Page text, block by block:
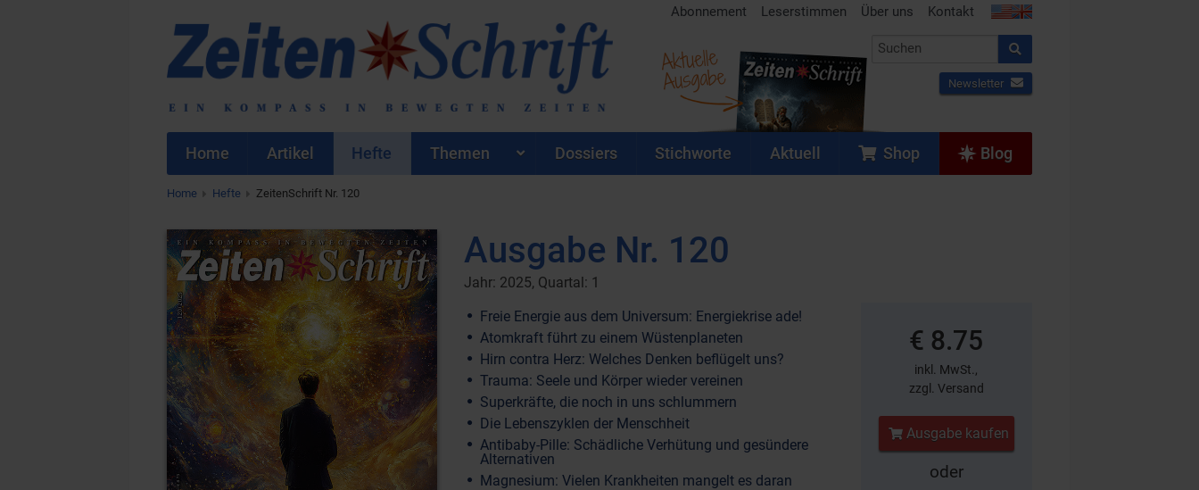
Abonnement Leserstimmen Über uns Kontakt
Newsletter
Aktuelle
Ausgabe
Home Artikel Hefte Themen Dossiers Stichworte Aktuell Shop Blog
Home Hefte ZeitenSchrift Nr. 120
Ausgabe Nr. 120
Jahr: 2025, Quartal: 1
Freie Energie aus dem Universum: Energiekrise ade!
Atomkraft führt zu einem Wüstenplaneten
Hirn contra Herz: Welches Denken beflügelt uns?
Trauma: Seele und Körper wieder vereinen
Superkräfte, die noch in uns schlummern
Die Lebenszyklen der Menschheit
Antibaby-Pille: Schädliche Verhütung und gesündere
Alternativen
Magnesium: Vielen Krankheiten mangelt es daran
€ 8.75
inkl. MwSt.,
zzgl. Versand
Ausgabe kaufen
oder